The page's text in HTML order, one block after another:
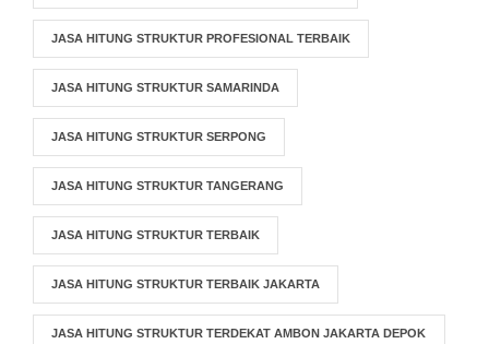
JASA HITUNG STRUKTUR PROFESIONAL TERBAIK
JASA HITUNG STRUKTUR SAMARINDA
JASA HITUNG STRUKTUR SERPONG
JASA HITUNG STRUKTUR TANGERANG
JASA HITUNG STRUKTUR TERBAIK
JASA HITUNG STRUKTUR TERBAIK JAKARTA
JASA HITUNG STRUKTUR TERDEKAT AMBON JAKARTA DEPOK